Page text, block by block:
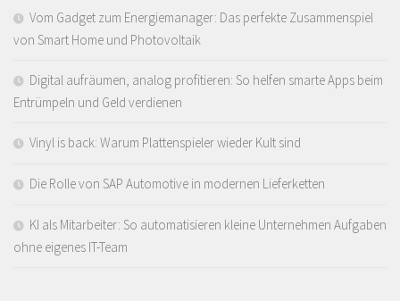
Vom Gadget zum Energiemanager: Das perfekte Zusammenspiel
von Smart Home und Photovoltaik
Digital aufräumen, analog profitieren: So helfen smarte Apps beim
Entrümpeln und Geld verdienen
Vinyl is back: Warum Plattenspieler wieder Kult sind
Die Rolle von SAP Automotive in modernen Lieferketten
KI als Mitarbeiter: So automatisieren kleine Unternehmen Aufgaben
ohne eigenes IT-Team